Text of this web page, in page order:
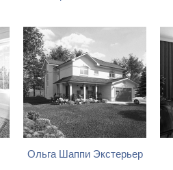
Ольга Шаппи Экстерьер